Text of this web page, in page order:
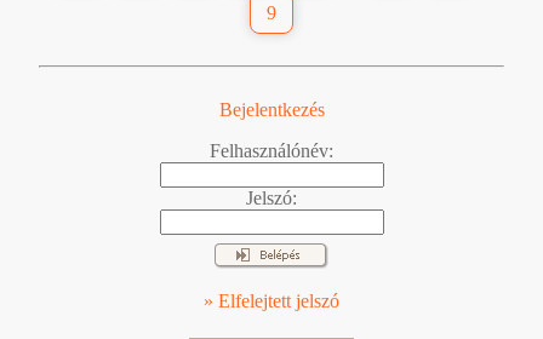
9
Bejelentkezés
Felhasználónév:
Jelszó:
» Elfelejtett jelszó